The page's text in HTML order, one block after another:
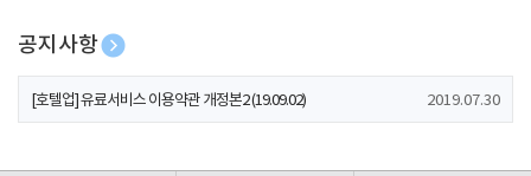
공지사항
[호텔업] 개인정보 처리방침 개정본1 (19.09.02)
[호텔업] 유료서비스 이용약관 개정본2 (19.09.02) 2019.07.30